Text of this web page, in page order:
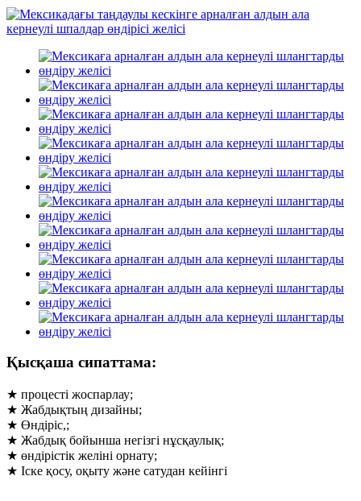
Қысқаша сипаттама:
★ процесті жоспарлау;
★ Жабдықтың дизайны;
★ Өндіріс,;
★ Жабдық бойынша негізгі нұсқаулық;
★ өндірістік желіні орнату;
★ Іске қосу, оқыту және сатудан кейінгі